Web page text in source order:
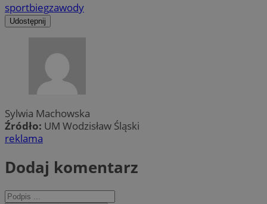
sportbiegzawody
Udostępnij
Sylwia Machowska
Źródło: UM Wodzisław Śląski
reklama
Dodaj komentarz